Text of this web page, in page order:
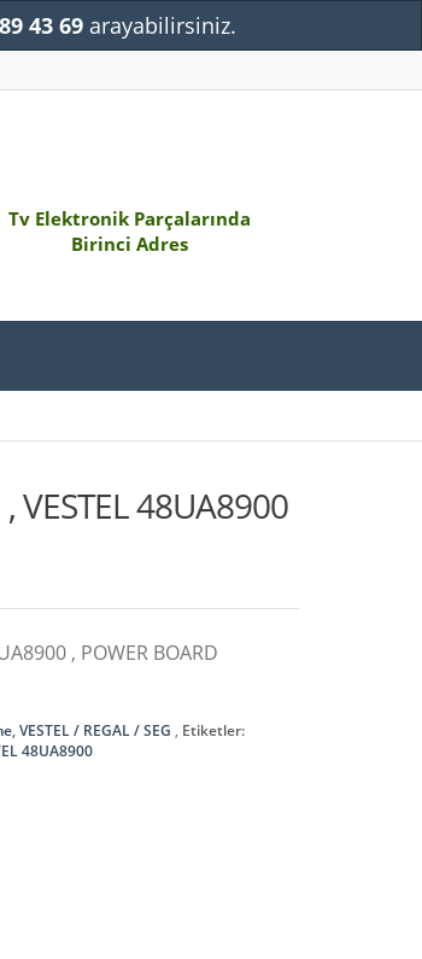
Tv Elektronik Parçalarında
Birinci Adres
VESTEL 48UA8900
, POWER BOARD
,VESTEL / REGAL / SEG
Etiketler:
48UA8900
43 69 arayabilirsiniz.